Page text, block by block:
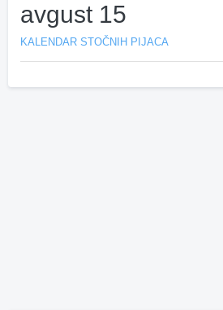
avgust 15
KALENDAR STOČNIH PIJACA